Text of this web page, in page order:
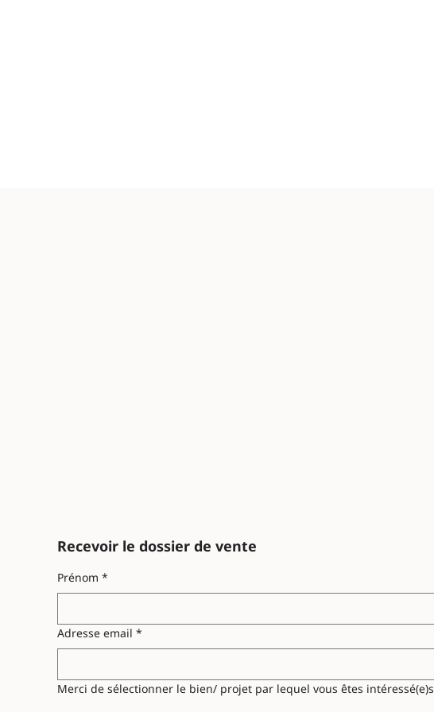
Recevoir le dossier de vente
Prénom *
Adresse email *
Merci de sélectionner le bien/ projet par lequel vous êtes intéressé(e)s